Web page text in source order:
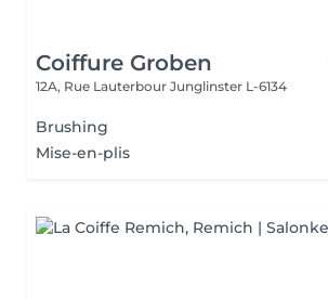
Coiffure Groben
12A, Rue Lauterbour Junglinster L-6134
Brushing
Mise-en-plis